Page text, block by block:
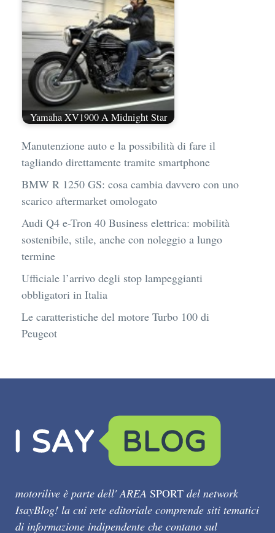
Yamaha XV1900 A Midnight Star
Manutenzione auto e la possibilità di fare il
tagliando direttamente tramite smartphone
BMW R 1250 GS: cosa cambia davvero con uno
scarico aftermarket omologato
Audi Q4 e-Tron 40 Business elettrica: mobilità
sostenibile, stile, anche con noleggio a lungo
termine
Ufficiale l’arrivo degli stop lampeggianti
obbligatori in Italia
Le caratteristiche del motore Turbo 100 di
Peugeot
motorilive è parte dell' AREA SPORT del network
IsayBlog! la cui rete editoriale comprende siti tematici
di informazione indipendente che contano sul